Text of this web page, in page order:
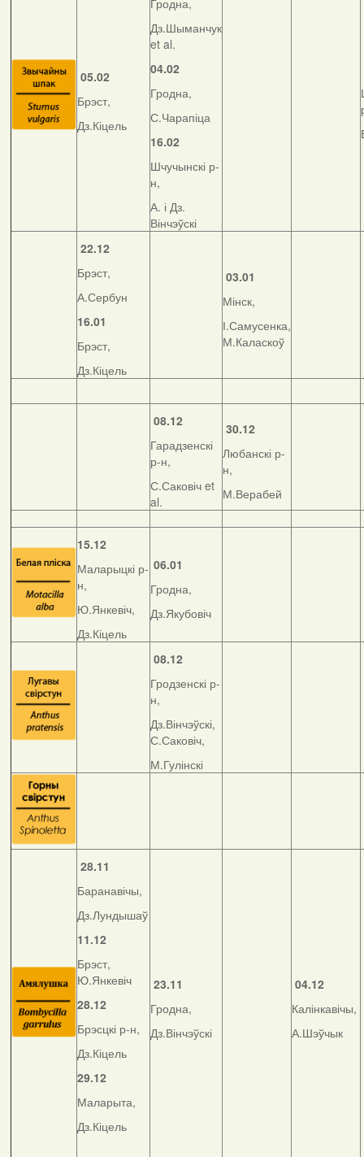
05.02
Брэст,
Дз.Кіцель
Гродна,
Дз.Шыманчук
et al.
04.02
Гродна,
С.Чарапіца
16.02
Шчучынскі р-
н,
А. і Дз.
Вінчэўскі
22.12
Брэст,
А.Сербун
16.01
Брэст,
Дз.Кіцель
03.01
Мінск,
І.Самусенка,
М.Каласкоў
08.12
Гарадзенскі
р-н,
С.Саковіч et
al.
30.12
Любанскі р-
н,
М.Верабей
15.12
Маларыцкі р-
н,
Ю.Янкевіч,
Дз.Кіцель
06.01
Гродна,
Дз.Якубовіч
08.12
Гродзенскі р-
н,
Дз.Вінчэўскі,
С.Саковіч,
М.Гулінскі
28.11
Баранавічы,
Дз.Лундышаў
11.12
Брэст,
Ю.Янкевіч
28.12
Брэсцкі р-н,
Дз.Кіцель
29.12
Маларыта,
Дз.Кіцель
23.11
Гродна,
Дз.Вінчэўскі
04.12
Калінкавічы,
А.Шэўчык